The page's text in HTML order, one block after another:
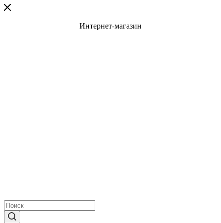
Интернет-магазин